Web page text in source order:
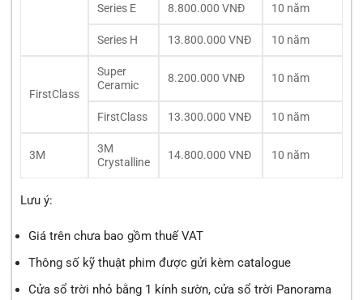
Series E 8.800.000 VNĐ 10 năm
Series H 13.800.000 VNĐ 10 năm
FirstClass
Super
Ceramic
8.200.000 VNĐ 10 năm
FirstClass 13.300.000 VNĐ 10 năm
3M
3M
Crystalline
14.800.000 VNĐ 10 năm
Lưu ý:
Giá trên chưa bao gồm thuế VAT
Thông số kỹ thuật phim được gửi kèm catalogue
Cửa sổ trời nhỏ bằng 1 kính sườn, cửa sổ trời Panorama